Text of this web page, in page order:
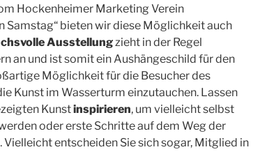
Hockenheimer Marketing Verein
Samstag“ bieten wir diese Möglichkeit auch
Ausstellungzieht in der Regel
an und ist somit ein Aushängeschild für den
Möglichkeit für die Besucher des
Kunst im Wasserturm einzutauchen. Lassen
Kunstinspirieren, um vielleicht selbst
oder erste Schritte auf dem Weg der
Vielleicht entscheiden Sie sich sogar, Mitglied in